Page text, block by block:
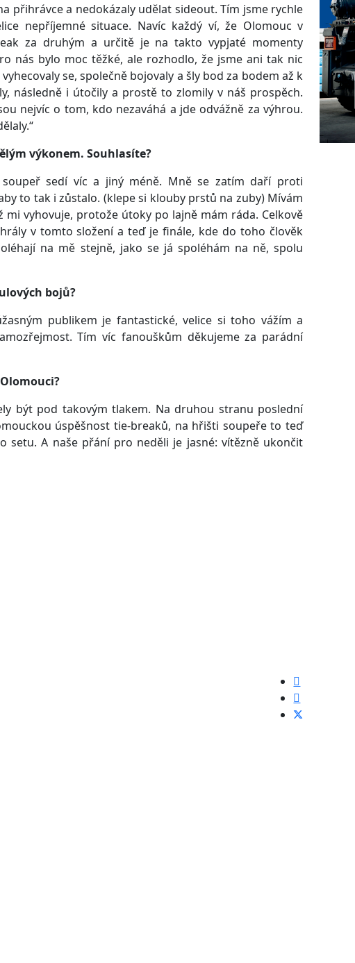
přihrávce a nedokázaly udělat sideout. Tím jsme rychle
nepříjemné situace. Navíc každý ví, že Olomouc v
za druhým a určitě je na takto vypjaté momenty
nás bylo moc těžké, ale rozhodlo, že jsme ani tak nic
se, společně bojovaly a šly bod za bodem až k
následně i útočily a prostě to zlomily v náš prospěch.
nejvíc o tom, kdo nezaváhá a jde odvážně za výhrou.
výkonem. Souhlasíte?
sedí víc a jiný méně. Mně se zatím daří proti
to tak i zůstalo. (klepe si klouby prstů na zuby) Mívám
vyhovuje, protože útoky po lajně mám ráda. Celkově
v tomto složení a teď je finále, kde do toho člověk
na mě stejně, jako se já spoléhám na ně, spolu
bojů?
publikem je fantastické, velice si toho vážím a
Tím víc fanouškům děkujeme za parádní
být pod takovým tlakem. Na druhou stranu poslední
úspěšnost tie-breaků, na hřišti soupeře to teď
setu. A naše přání pro neděli je jasné: vítězně ukončit